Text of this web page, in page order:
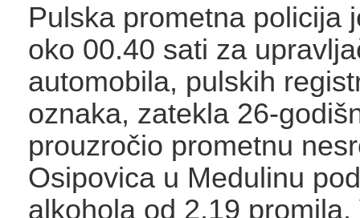
Pulska prometna policija
oko 00.40 sati za
automobila, pulskih
oznaka, zatekla 26-
prouzročio prometnu
Osipovica u Medulinu
alkohola od 2.19 promila.